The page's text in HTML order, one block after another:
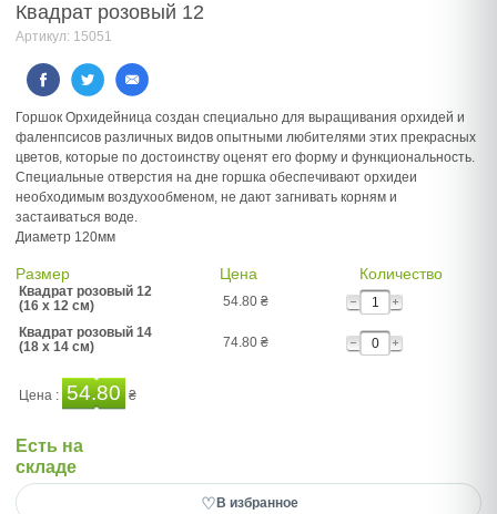
Квадрат розовый 12
Артикул: 15051
Горшок Орхидейница создан специально для выращивания орхидей и
фаленпсисов различных видов опытными любителями этих прекрасных
цветов, которые по достоинству оценят его форму и функциональность.
Специальные отверстия на дне горшка обеспечивают орхидеи
необходимым воздухообменом, не дают загнивать корням и
застаиваться воде.
Диаметр 120мм
Размер Цена Количество
Квадрат розовый 12
(16 x 12 см)
54.80 ₴
Квадрат розовый 14
(18 x 14 см)
74.80 ₴
Цена : 54.80 ₴
Есть на
складе
♡ В избранное